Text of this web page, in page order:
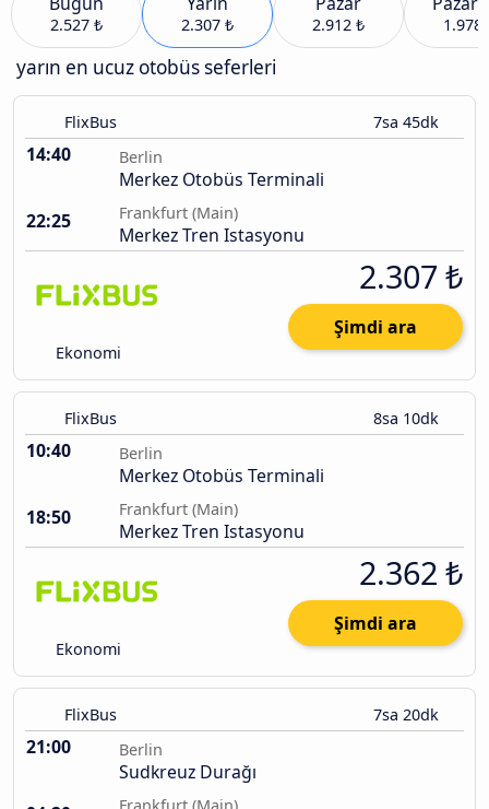
2.527 ₺ 2.307 ₺ 2.912 ₺ 1.978
yarın en ucuz otobüs seferleri
FlixBus 7sa 45dk
14:40 Berlin
Merkez Otobüs Terminali
22:25
Frankfurt (Main)
Merkez Tren Istasyonu
Ekonomi
2.307 ₺
Şimdi ara
FlixBus 8sa 10dk
10:40 Berlin
Merkez Otobüs Terminali
18:50
Frankfurt (Main)
Merkez Tren Istasyonu
Ekonomi
2.362 ₺
Şimdi ara
FlixBus 7sa 20dk
21:00 Berlin
Sudkreuz Durağı